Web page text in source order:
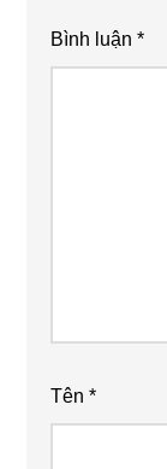
Bình luận*
Tên*